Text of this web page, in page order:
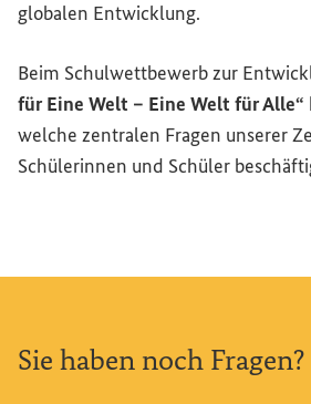
globalen Entwicklung.
Beim Schulwettbewerb zur
für Eine Welt – Eine Welt für Alle“
welche zentralen Fragen unserer
Schülerinnen und Schüler
Sie haben noch Fragen?